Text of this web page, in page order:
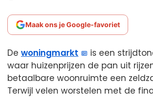
Maak ons je Google-favoriet
De woningmarkt
is een
waar huizenprijzen de pan uit
betaalbare woonruimte een
Terwijl velen worstelen met de